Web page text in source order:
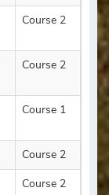
Course 2
Course 2
Course 1
Course 2
Course 2